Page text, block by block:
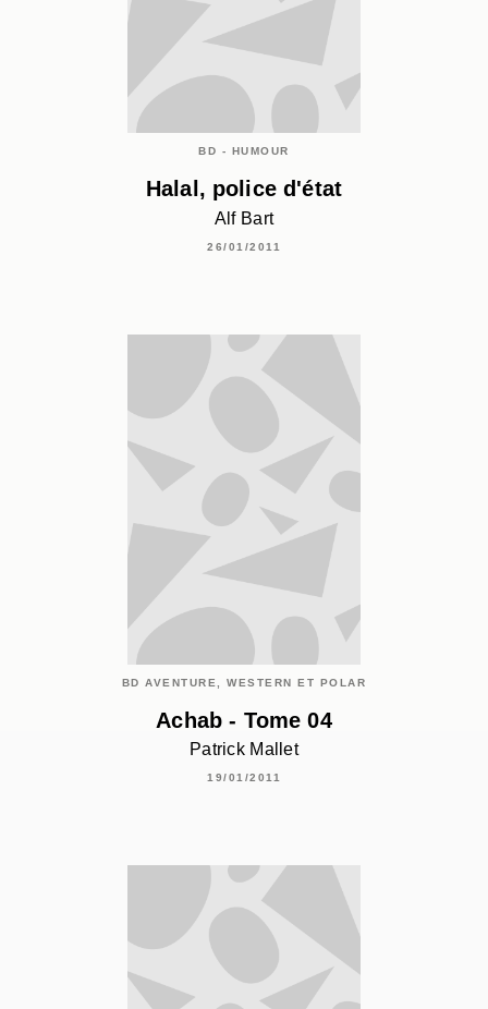
BD - HUMOUR
Halal, police d'état
Alf Bart
26/01/2011
BD AVENTURE, WESTERN ET POLAR
Achab - Tome 04
Patrick Mallet
19/01/2011